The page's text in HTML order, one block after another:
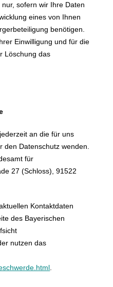
sofern wir Ihre Daten
eines von Ihnen
benötigen.
Einwilligung und für die
Löschung das
an die für uns
den Datenschutz wenden.
für
27 (Schloss), 91522
Kontaktdaten
des Bayerischen
nutzen das